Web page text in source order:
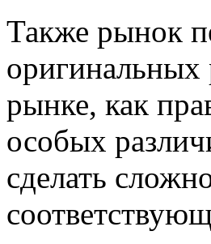
Также рынок
рынке, как
особых
сделать